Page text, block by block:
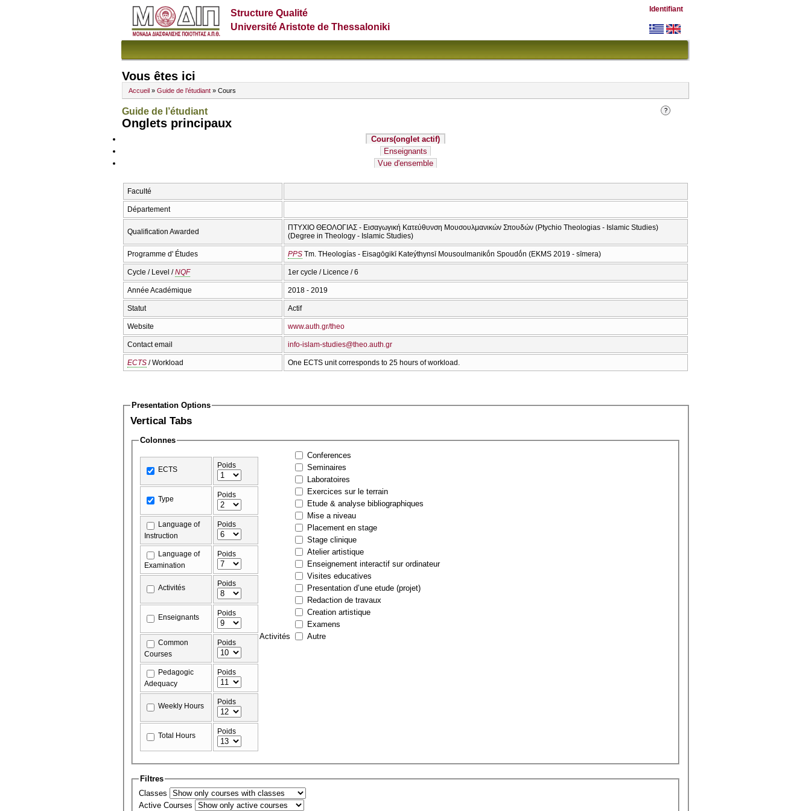
Structure Qualité
Université Aristote de Thessaloniki
Identifiant
Vous êtes ici
Accueil » Guide de l’étudiant » Cours
Guide de l’étudiant
Onglets principaux
Cours(onglet actif)
Enseignants
Vue d'ensemble
Faculté
Département
Qualification Awarded
ΠΤΥΧΙΟ ΘΕΟΛΟΓΙΑΣ - Εισαγωγική Κατεύθυνση Μουσουλμανικών Σπουδών (Ptychio Theologias - Islamic Studies)
(Degree in Theology - Islamic Studies)
Programme d' Études PPS Tm. THeologías - Eisagōgikī Kateýthynsī Mousoulmanikṓn Spoudṓn (EKMS 2019 - sīmera)
Cycle / Level /NQF 1er cycle / Licence / 6
Année Académique 2018 - 2019
Statut Actif
Website www.auth.gr/theo
Contact email info-islam-studies@theo.auth.gr
ECTS / Workload One ECTS unit corresponds to 25 hours of workload.
Presentation Options
Vertical Tabs
Colonnes
ECTS Poids
Type Poids
Language of
Instruction
Poids
Language of
Examination
Poids
Activités Poids
Enseignants Poids
Common
Courses
Poids
Pedagogic
Adequacy
Poids
Weekly Hours Poids
Total Hours Poids
Activités
Conferences
Seminaires
Laboratoires
Exercices sur le terrain
Etude & analyse bibliographiques
Mise a niveau
Placement en stage
Stage clinique
Atelier artistique
Enseignement interactif sur ordinateur
Visites educatives
Presentation d’une etude (projet)
Redaction de travaux
Creation artistique
Examens
Autre
Filtres
Classes
Active Courses